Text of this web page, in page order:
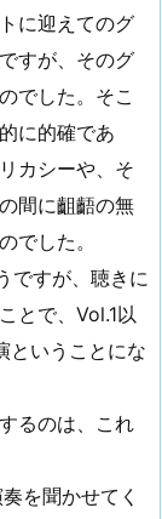
に迎えてのグ
すが、そのグ
でした。そこ
に的確であ
カシーや、そ
間に齟齬の無
でした。
ですが、聴きに
とで、Vol.1以
ということにな
るのは、これ
を聞かせてく